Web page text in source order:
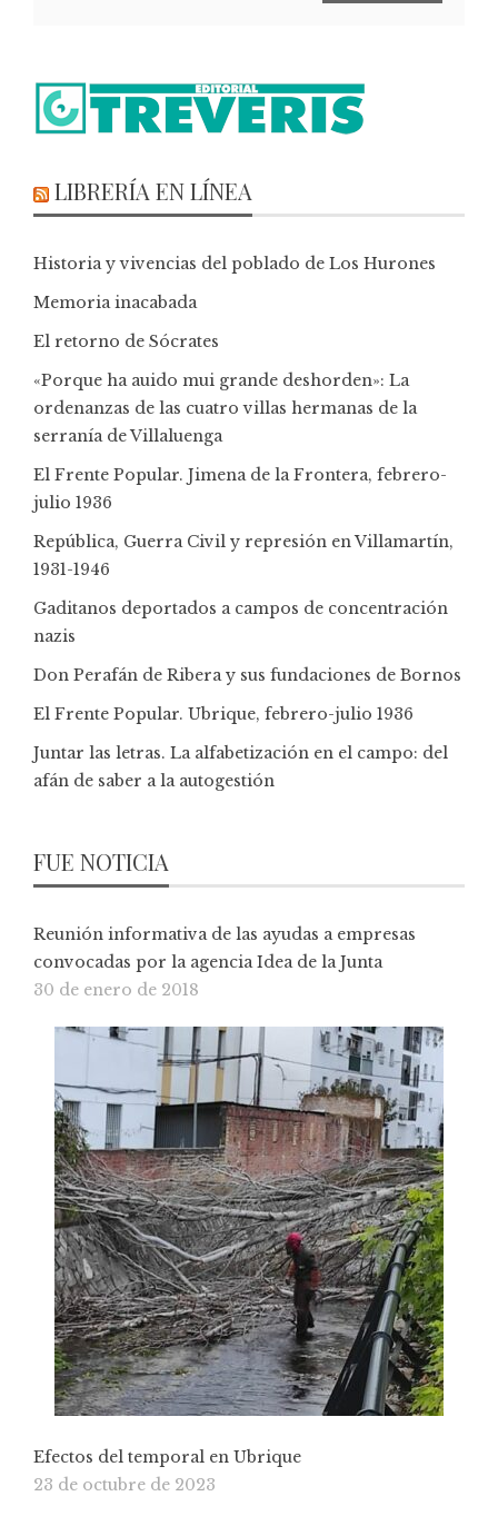
LIBRERÍA EN LÍNEA
Historia y vivencias del poblado de Los Hurones
Memoria inacabada
El retorno de Sócrates
«Porque ha auido mui grande deshorden»: La
ordenanzas de las cuatro villas hermanas de la
serranía de Villaluenga
El Frente Popular. Jimena de la Frontera, febrero-
julio 1936
República, Guerra Civil y represión en Villamartín,
1931-1946
Gaditanos deportados a campos de concentración
nazis
Don Perafán de Ribera y sus fundaciones de Bornos
El Frente Popular. Ubrique, febrero-julio 1936
Juntar las letras. La alfabetización en el campo: del
afán de saber a la autogestión
FUE NOTICIA
Reunión informativa de las ayudas a empresas
convocadas por la agencia Idea de la Junta
30 de enero de 2018
Efectos del temporal en Ubrique
23 de octubre de 2023